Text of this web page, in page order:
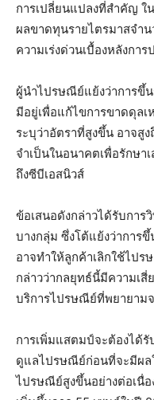
การเปลี่ยนแปลงที่สำคัญ ใ
ผลขาดทุนรายไตรมาสจำ
ความเร่งด่วนเบื้องหลังกา
ผู้นำไปรษณีย์แย้งว่าการขึ้น
มีอยู่เพื่อแก้ไขการขาดดุล
ระบุว่าอัตราที่สูงขึ้น อาจสู
จำเป็นในอนาคตเพื่อรักษา
ถึงซีบีเอสนิวส์
ข้อเสนอดังกล่าวได้รับกา
บางกลุ่ม ซึ่งโต้แย้งว่าการ
อาจทำให้ลูกค้าเลิกใช้ไป
กล่าวว่ากลยุทธ์นี้มีความเสี่
บริการไปรษณีย์ที่พยายาม
การเพิ่มแสตมป์จะต้องได้
ดูแลไปรษณีย์ก่อนที่จะมีผล
ไปรษณีย์สูงขึ้นอย่างต่อเนื่